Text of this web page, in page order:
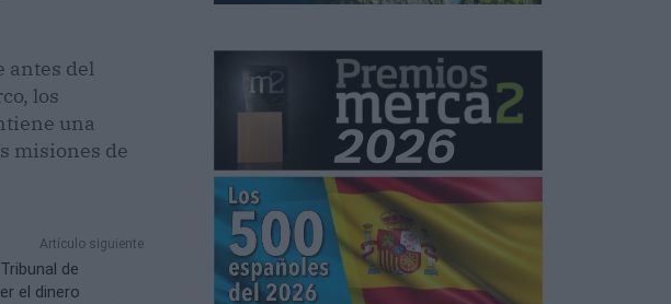
antes del
los
una
misiones de
Artículo siguiente
de
el dinero